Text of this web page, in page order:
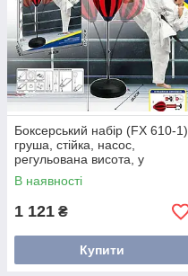
Боксерський набір (FX 610-1)
груша, стійка, насос,
регульована висота, у
коробці
В наявності
1 121 ₴
Купити